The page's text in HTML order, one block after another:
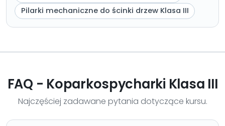
Pilarki mechaniczne do ścinki drzew Klasa III
FAQ - Koparkospycharki Klasa III
Najczęściej zadawane pytania dotyczące kursu.